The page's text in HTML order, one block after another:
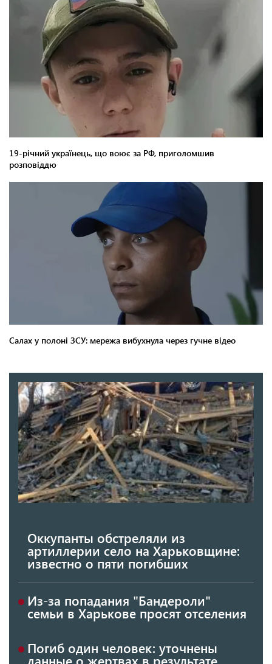
Оккупанты обстреляли из
артиллерии село на Харьковщине:
известно о пяти погибших
Из-за попадания "Бандероли"
семьи в Харькове просят отселения
Погиб один человек: уточнены
данные о жертвах в результате